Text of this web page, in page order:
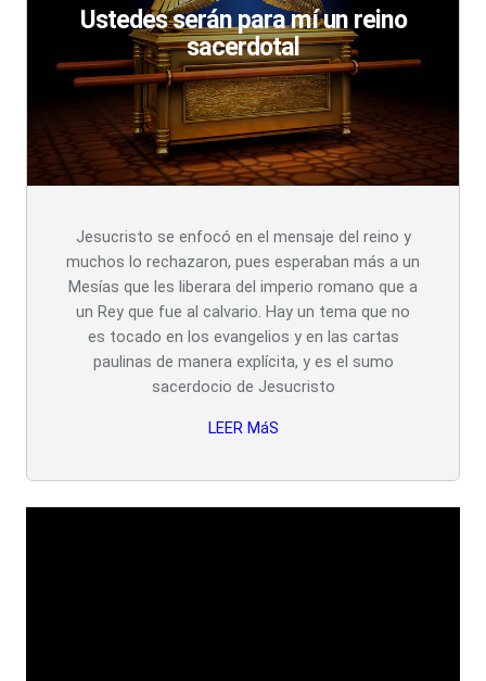
Ustedes serán para mí un reino
sacerdotal
Jesucristo se enfocó en el mensaje del reino y
muchos lo rechazaron, pues esperaban más a un
Mesías que les liberara del imperio romano que a
un Rey que fue al calvario. Hay un tema que no
es tocado en los evangelios y en las cartas
paulinas de manera explícita, y es el sumo
sacerdocio de Jesucristo
LEER MáS